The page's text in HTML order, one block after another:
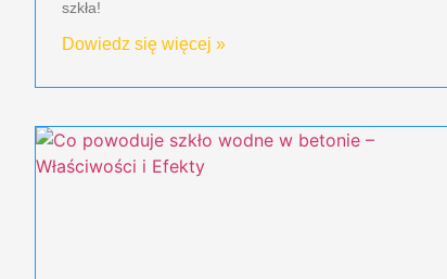
szkła!
Dowiedz się więcej »